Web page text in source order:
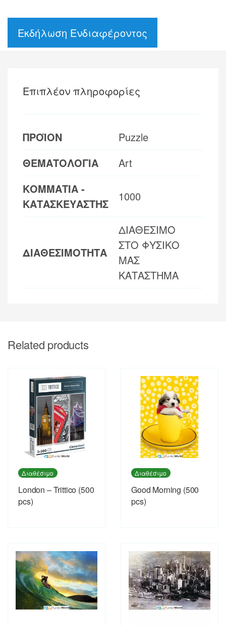
Εκδήλωση Ενδιαφέροντος
Επιπλέον πληροφορίες
ΠΡΟΪΟΝ
Puzzle
ΘΕΜΑΤΟΛΟΓΙΑ
Art
ΚΟΜΜΑΤΙΑ -
ΚΑΤΑΣΚΕΥΑΣΤΗΣ
1000
ΔΙΑΘΕΣΙΜΟΤΗΤΑ
ΔΙΑΘΕΣΙΜΟ
ΣΤΟ ΦΥΣΙΚΟ
ΜΑΣ
ΚΑΤΑΣΤΗΜΑ
Related products
Διαθέσιμο
London – Trittico (500
pcs)
Διαθέσιμο
Good Morning (500
pcs)